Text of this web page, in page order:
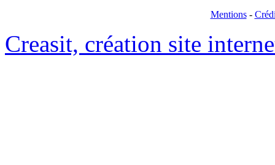
Mentions-
Creasit, création site